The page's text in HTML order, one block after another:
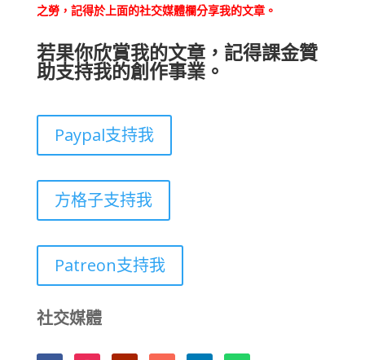
之勞，記得於上面的社交媒體欄分享我的文章。
若果你欣賞我的文章，記得課金贊
助支持我的創作事業。
Paypal支持我
方格子支持我
Patreon支持我
社交媒體